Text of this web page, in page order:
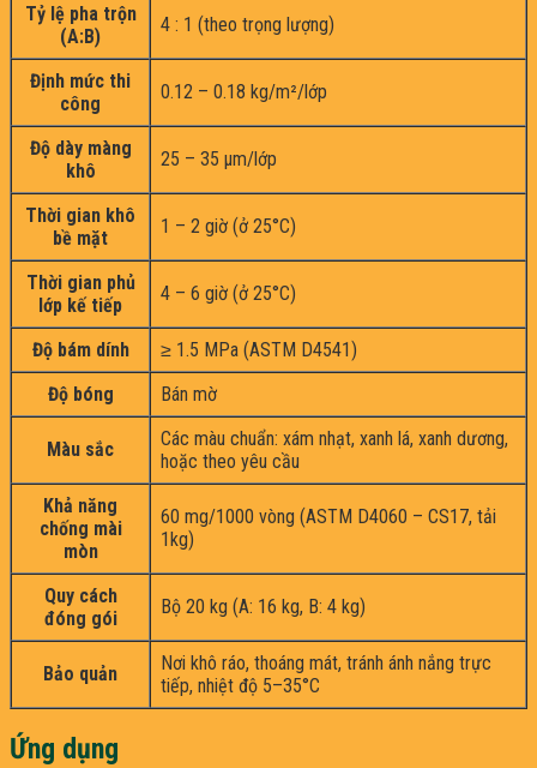
Tỷ lệ pha trộn
(A:B)
4 : 1 (theo trọng lượng)
Định mức thi
công
0.12 – 0.18 kg/m²/lớp
Độ dày màng
khô
25 – 35 µm/lớp
Thời gian khô
bề mặt
1 – 2 giờ (ở 25°C)
Thời gian phủ
lớp kế tiếp
4 – 6 giờ (ở 25°C)
Độ bám dính
≥ 1.5 MPa (ASTM D4541)
Độ bóng
Bán mờ
Màu sắc
Các màu chuẩn: xám nhạt, xanh lá, xanh dương,
hoặc theo yêu cầu
Khả năng
chống mài
mòn
60 mg/1000 vòng (ASTM D4060 – CS17, tải
1kg)
Quy cách
đóng gói
Bộ 20 kg (A: 16 kg, B: 4 kg)
Bảo quản
Nơi khô ráo, thoáng mát, tránh ánh nắng trực
tiếp, nhiệt độ 5–35°C
Ứng dụng